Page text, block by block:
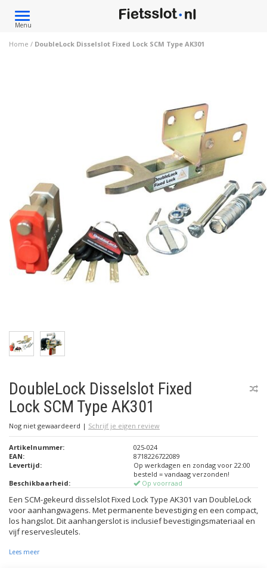
Toggle
navigation
Menu
Home / DoubleLock Disselslot Fixed Lock SCM Type AK301
DoubleLock Disselslot Fixed
Lock SCM Type AK301
Nog niet gewaardeerd | Schrijf je eigen review
Artikelnummer:
025-024
EAN:
8718226722089
Levertijd:
Op werkdagen en zondag voor 22:00
besteld = vandaag verzonden!
Beschikbaarheid:
Op voorraad
Een SCM-gekeurd disselslot Fixed Lock Type AK301 van DoubleLock
voor aanhangwagens. Met permanente bevestiging en een compact,
los hangslot. Dit aanhangerslot is inclusief bevestigingsmateriaal en
vijf reservesleutels.
Lees meer